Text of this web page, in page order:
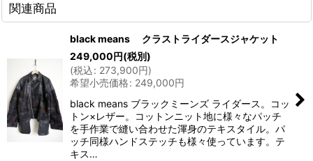
関連商品
black means クラストライダースジャケット
249,000円(税別)
(税込: 273,900円)
希望小売価格: 249,000円
black means ブラックミーンズ ライダース。コッ
トン×レザー。コットンニット地に様々なパッチ
を手作業で縫い合わせた渾身のテキスタイル。パ
ッチ同様ハンドステッチも様々使っています。テ
キス…